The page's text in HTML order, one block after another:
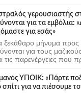
γερουσιαστής
για τα εμβόλια:
για εσάς»
ξεκάθαρο μήνυμα προς
για τους
τις παρενέργειες που
ΥΠΟΙΚ: «Πάρτε
σπίτι για να πιέσουμε